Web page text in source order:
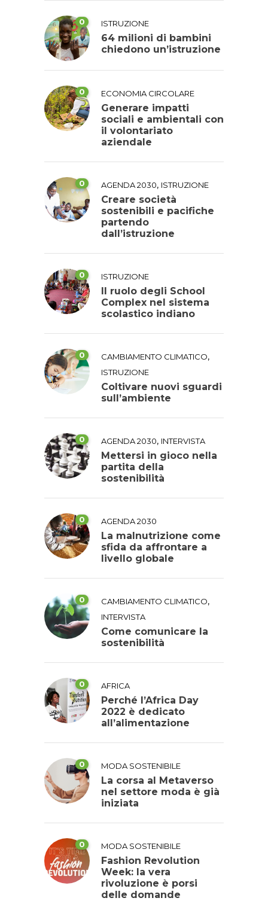
0 ISTRUZIONE
64 milioni di bambini
chiedono un’istruzione
0 ECONOMIA CIRCOLARE
Generare impatti
sociali e ambientali con
il volontariato
aziendale
0 AGENDA 2030, ISTRUZIONE
Creare società
sostenibili e pacifiche
partendo
dall’istruzione
0 ISTRUZIONE
Il ruolo degli School
Complex nel sistema
scolastico indiano
0 CAMBIAMENTO CLIMATICO,
ISTRUZIONE
Coltivare nuovi sguardi
sull’ambiente
0 AGENDA 2030, INTERVISTA
Mettersi in gioco nella
partita della
sostenibilità
0 AGENDA 2030
La malnutrizione come
sfida da affrontare a
livello globale
0 CAMBIAMENTO CLIMATICO,
INTERVISTA
Come comunicare la
sostenibilità
0 AFRICA
Perché l’Africa Day
2022 è dedicato
all’alimentazione
0 MODA SOSTENIBILE
La corsa al Metaverso
nel settore moda è già
iniziata
0 MODA SOSTENIBILE
Fashion Revolution
Week: la vera
rivoluzione è porsi
delle domande